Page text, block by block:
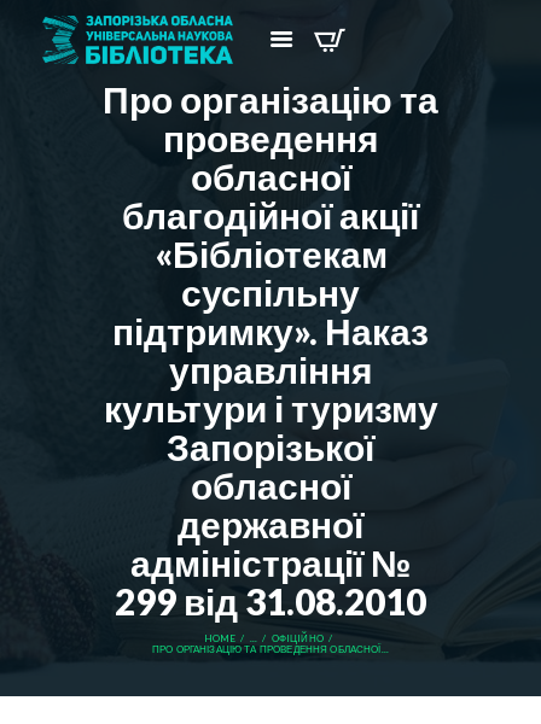
Про організацію та
проведення
обласної
благодійної акції
«Бібліотекам
суспільну
підтримку». Наказ
управління
культури і туризму
Запорізької
обласної
державної
адміністрації №
299 від 31.08.2010
HOME ...
ОФIЦIЙНО
ПРО ОРГАНІЗАЦІЮ ТА ПРОВЕДЕННЯ ОБЛАСНОЇ...